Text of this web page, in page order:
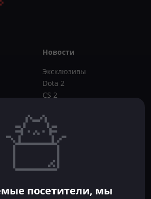
Новости
Эксклюзивы
Dota 2
CS 2
Букмекеры
CS 2
посетители, мы